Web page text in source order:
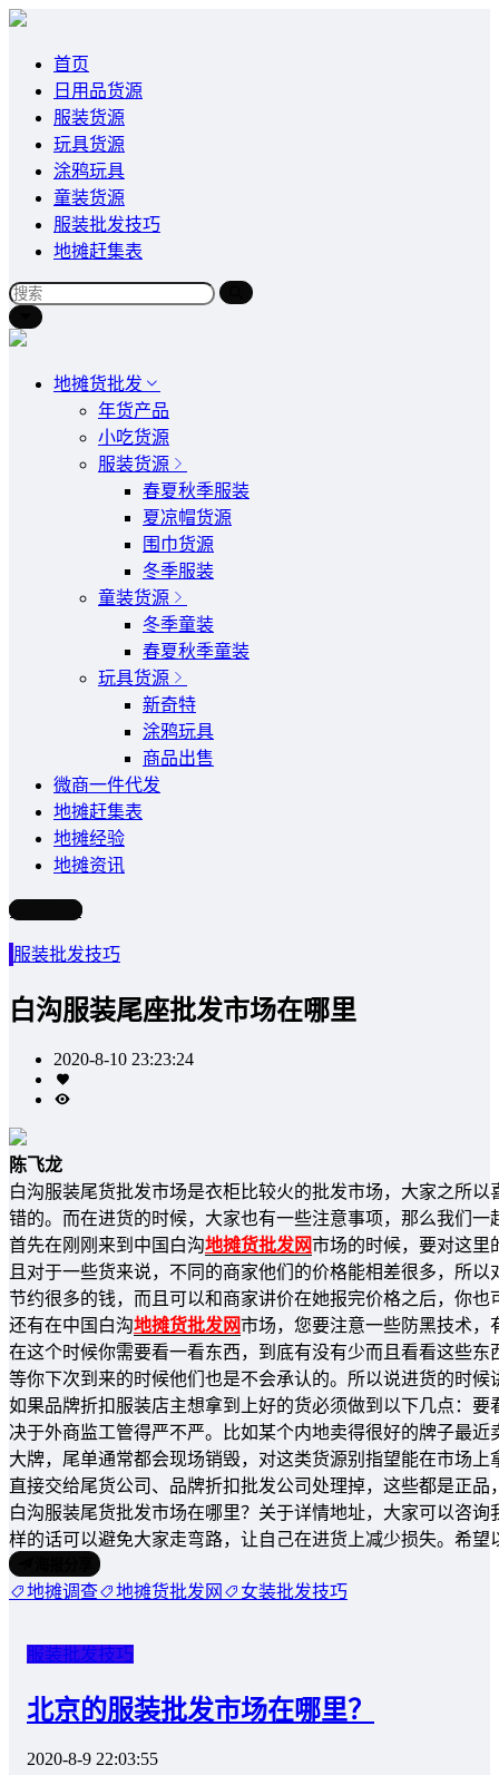
首页
日用品货源
服装货源
玩具货源
涂鸦玩具
童装货源
服装批发技巧
地摊赶集表
地摊货批发
年货产品
小吃货源
服装货源
春夏秋季服装
夏凉帽货源
围巾货源
冬季服装
童装货源
冬季童装
春夏秋季童装
玩具货源
新奇特
涂鸦玩具
商品出售
微商一件代发
地摊赶集表
地摊经验
地摊资讯
写文章
服装批发技巧
白沟服装尾座批发市场在哪里
2020-8-10 23:23:24
陈飞龙
白沟服装尾货批发市场是衣柜比较火的批发市场，大家之所
错的。而在进货的时候，大家也有一些注意事项，那么我们
首先在刚刚来到中国白沟地摊货批发网市场的时候，要对这里
且对于一些货来说，不同的商家他们的价格能相差很多，所
节约很多的钱，而且可以和商家讲价在她报完价格之后，你
还有在中国白沟地摊货批发网市场，您要注意一些防黑技术，
在这个时候你需要看一看东西，到底有没有少而且看看这些
等你下次到来的时候他们也是不会承认的。所以说进货的时
如果品牌折扣服装店主想拿到上好的货必须做到以下几点：
决于外商监工管得严不严。比如某个内地卖得很好的牌子最
大牌，尾单通常都会现场销毁，对这类货源别指望能在市场
直接交给尾货公司、品牌折扣批发公司处理掉，这些都是正
白沟服装尾货批发市场在哪里？关于详情地址，大家可以咨
样的话可以避免大家走弯路，让自己在进货上减少损失。希
地摊调查 地摊货批发网 女装批发技巧
服装批发技巧
北京的服装批发市场在哪里？
2020-8-9 22:03:55